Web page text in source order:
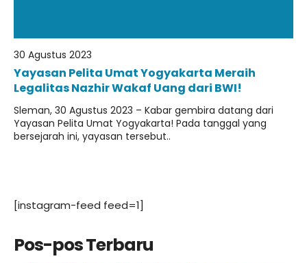
30 Agustus 2023
Yayasan Pelita Umat Yogyakarta Meraih
Legalitas Nazhir Wakaf Uang dari BWI!
Sleman, 30 Agustus 2023 – Kabar gembira datang dari
Yayasan Pelita Umat Yogyakarta! Pada tanggal yang
bersejarah ini, yayasan tersebut..
[instagram-feed feed=1]
Pos-pos Terbaru